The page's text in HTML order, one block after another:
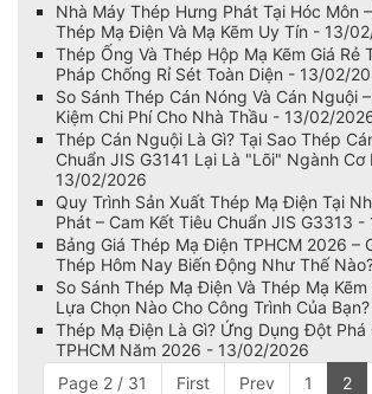
Nhà Máy Thép Hưng Phát Tại Hóc Môn
Thép Mạ Điện Và Mạ Kẽm Uy Tín - 13/
Thép Ống Và Thép Hộp Mạ Kẽm Giá Rẻ
Pháp Chống Rỉ Sét Toàn Diện - 13/02/
So Sánh Thép Cán Nóng Và Cán Nguội
Kiệm Chi Phí Cho Nhà Thầu - 13/02/
Thép Cán Nguội Là Gì? Tại Sao Thép
Chuẩn JIS G3141 Lại Là "Lõi" Ngành Cơ
13/02/2026
Quy Trình Sản Xuất Thép Mạ Điện Tại
Phát – Cam Kết Tiêu Chuẩn JIS G3313
Bảng Giá Thép Mạ Điện TPHCM 2026 –
Thép Hôm Nay Biến Động Như Thế
So Sánh Thép Mạ Điện Và Thép Mạ
Lựa Chọn Nào Cho Công Trình Của
Thép Mạ Điện Là Gì? Ứng Dụng Đột Phá
TPHCM Năm 2026 - 13/02/2026
Page 2 / 31
First Prev 1 2